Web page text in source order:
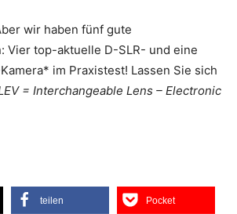
wir haben fünf gute
Vier top-aktuelle D-SLR- und eine
im Praxistest! Lassen Sie sich
= Interchangeable Lens – Electronic
teilen Pocket